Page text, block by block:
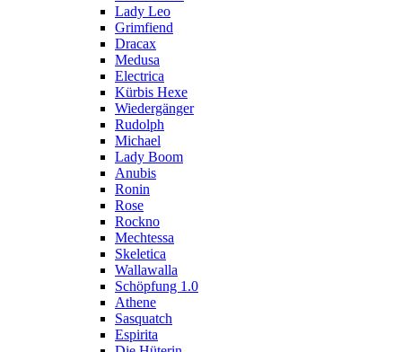
Lady Leo
Grimfiend
Dracax
Medusa
Electrica
Kürbis Hexe
Wiedergänger
Rudolph
Michael
Lady Boom
Anubis
Ronin
Rose
Rockno
Mechtessa
Skeletica
Wallawalla
Schöpfung 1.0
Athene
Sasquatch
Espirita